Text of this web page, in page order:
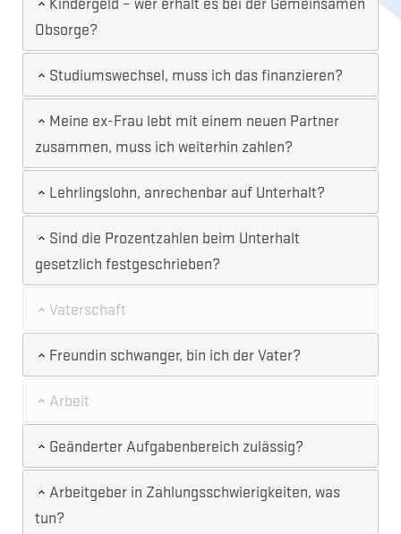
Obsorge?
Studiumswechsel, muss ich das finanzieren?
Meine ex-Frau lebt mit einem neuen Partner
zusammen, muss ich weiterhin zahlen?
Lehrlingslohn, anrechenbar auf Unterhalt?
Sind die Prozentzahlen beim Unterhalt
gesetzlich festgeschrieben?
Vaterschaft
Freundin schwanger, bin ich der Vater?
Arbeit
Geänderter Aufgabenbereich zulässig?
Arbeitgeber in Zahlungsschwierigkeiten, was
tun?